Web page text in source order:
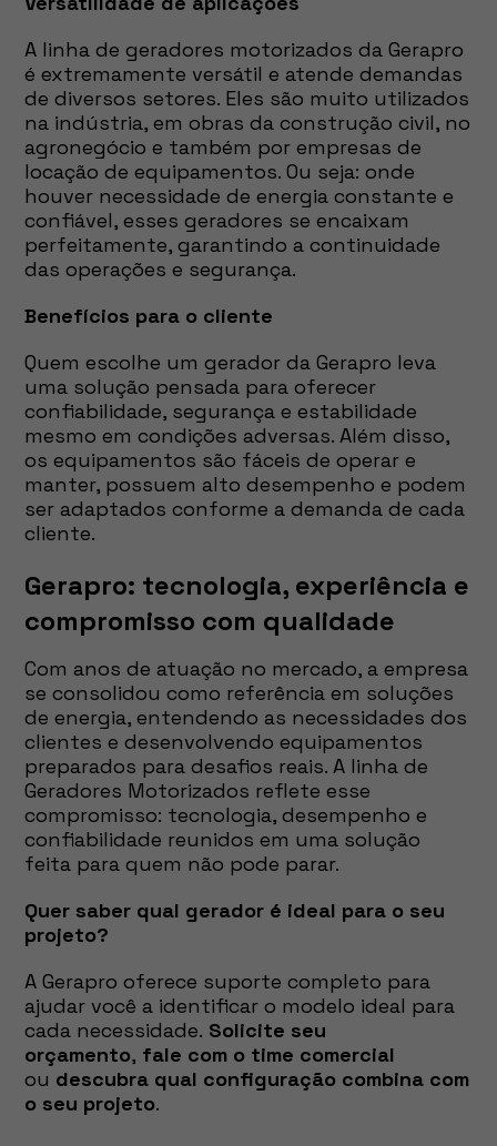
A linha de geradores motorizados da Gerapro
é extremamente versátil e atende demandas
de diversos setores. Eles são muito utilizados
na indústria, em obras da construção civil, no
agronegócio e também por empresas de
locação de equipamentos. Ou seja: onde
houver necessidade de energia constante e
confiável, esses geradores se encaixam
perfeitamente, garantindo a continuidade
das operações e segurança.
Benefícios para o cliente
Quem escolhe um gerador da Gerapro leva
uma solução pensada para oferecer
confiabilidade, segurança e estabilidade
mesmo em condições adversas. Além disso,
os equipamentos são fáceis de operar e
manter, possuem alto desempenho e podem
ser adaptados conforme a demanda de cada
cliente.
Gerapro: tecnologia, experiência e
compromisso com qualidade
Com anos de atuação no mercado, a empresa
se consolidou como referência em soluções
de energia, entendendo as necessidades dos
clientes e desenvolvendo equipamentos
preparados para desafios reais. A linha de
Geradores Motorizados reflete esse
compromisso: tecnologia, desempenho e
confiabilidade reunidos em uma solução
feita para quem não pode parar.
Quer saber qual gerador é ideal para o seu
projeto?
A Gerapro oferece suporte completo para
ajudar você a identificar o modelo ideal para
cada necessidade. Solicite seu
orçamento, fale com o time comercial
ou descubra qual configuração combina com
o seu projeto.